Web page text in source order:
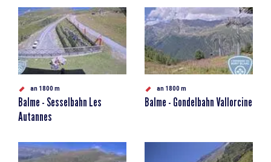
an 1800 m
Balme - Sesselbahn Les
Autannes
an 1800 m
Balme - Gondelbahn Vallorcine